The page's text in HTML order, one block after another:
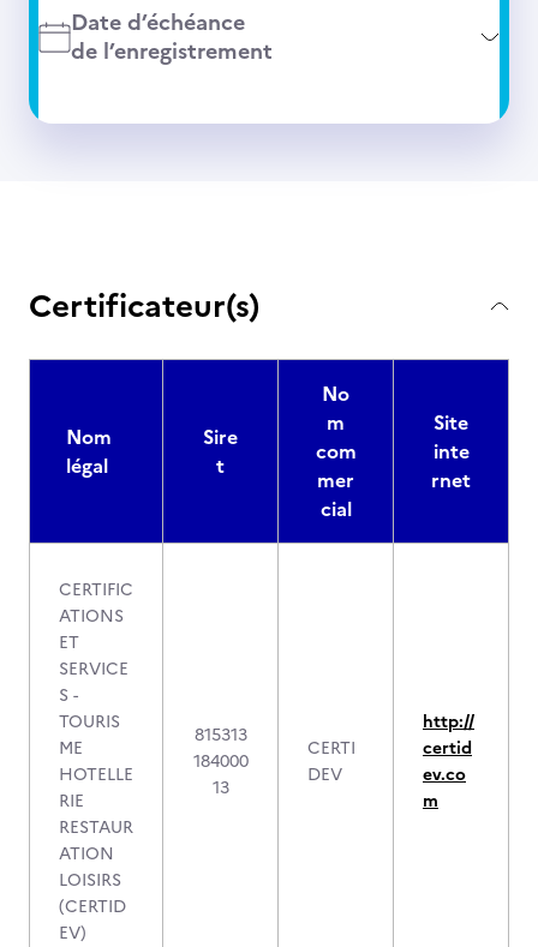
Date d’échéance
de l’enregistrement
Certificateur(s)
Nom
légal
Sire
t
No
m
com
mer
cial
Site
inte
rnet
CERTIFIC
ATIONS
ET
SERVICE
S -
TOURIS
ME
HOTELLE
RIE
RESTAUR
ATION
LOISIRS
(CERTID
EV)
815313
184000
13
CERTI
DEV
http://
certid
ev.co
m